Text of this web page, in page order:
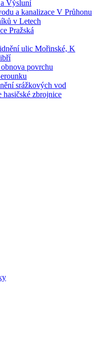
Výsluní
a kanalizace V Průhonu
v Letech
Pražská
ulic Mořinské, K
povrchu
srážkových vod
hasičské zbrojnice